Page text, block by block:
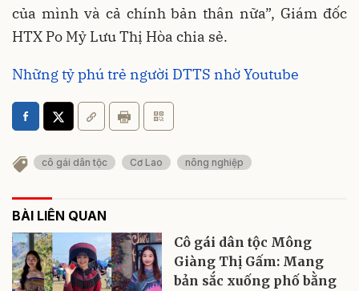
của mình và cả chính bản thân nữa”, Giám đốc
HTX Po Mỷ Lưu Thị Hòa chia sẻ.
Những tỷ phú trẻ người DTTS nhờ Youtube
cô gái dân tộc Cơ Lao nông nghiệp
BÀI LIÊN QUAN
Cô gái dân tộc Mông
Giàng Thị Gấm: Mang
bản sắc xuống phố bằng